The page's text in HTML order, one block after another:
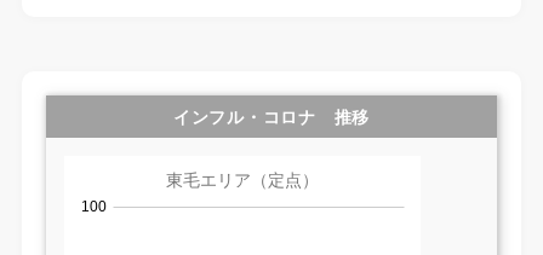
インフル・コロナ 推移